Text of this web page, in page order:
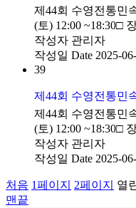
제44회 수영전통민
(토) 12:00 ~18:30□
작성자 관리자
작성일 Date 2025-
39
제44회 수영전통민
제44회 수영전통민
(토) 12:00 ~18:30□
작성자 관리자
작성일 Date 2025-
처음 1페이지 2페이지 열
맨끝